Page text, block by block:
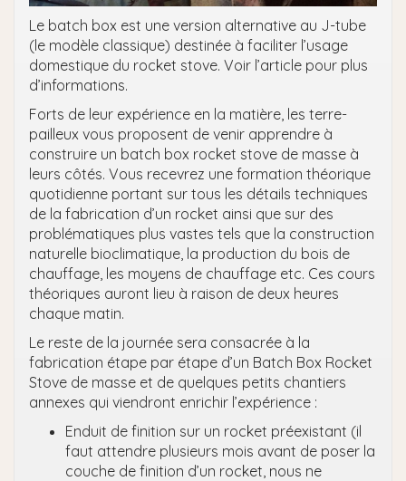
Le batch box est une version alternative au J-tube
(le modèle classique) destinée à faciliter l’usage
domestique du rocket stove. Voir l’article pour plus
d’informations.
Forts de leur expérience en la matière, les terre-
pailleux vous proposent de venir apprendre à
construire un batch box rocket stove de masse à
leurs côtés. Vous recevrez une formation théorique
quotidienne portant sur tous les détails techniques
de la fabrication d’un rocket ainsi que sur des
problématiques plus vastes tels que la construction
naturelle bioclimatique, la production du bois de
chauffage, les moyens de chauffage etc. Ces cours
théoriques auront lieu à raison de deux heures
chaque matin.
Le reste de la journée sera consacrée à la
fabrication étape par étape d’un Batch Box Rocket
Stove de masse et de quelques petits chantiers
annexes qui viendront enrichir l’expérience :
Enduit de finition sur un rocket préexistant (il
faut attendre plusieurs mois avant de poser la
couche de finition d’un rocket, nous ne